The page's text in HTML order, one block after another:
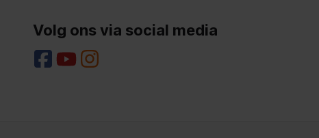
Volg ons via social media